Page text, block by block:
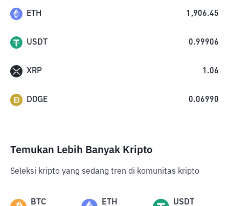
ETH 1,906.45
USDT 0.99906
XRP 1.06
DOGE 0.06990
Temukan Lebih Banyak Kripto
Seleksi kripto yang sedang tren di komunitas kripto
BTC ETH USDT